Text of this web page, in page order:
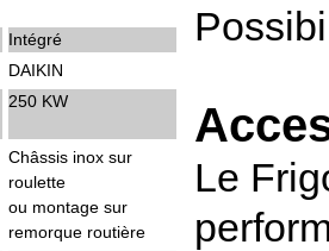
Intégré
DAIKIN
250 KW
Châssis inox sur
roulette
ou montage sur
remorque routière
Le